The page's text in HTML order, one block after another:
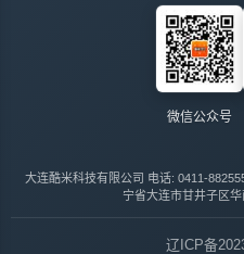
微信公众号
大连酷米科技有限公司 电话: 0411-
宁省大连市甘井子区
辽ICP备